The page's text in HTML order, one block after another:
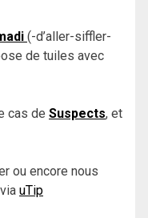
(-d’aller-siffler-
de tuiles avec
cas de Suspects, et
ou encore nous
uTip